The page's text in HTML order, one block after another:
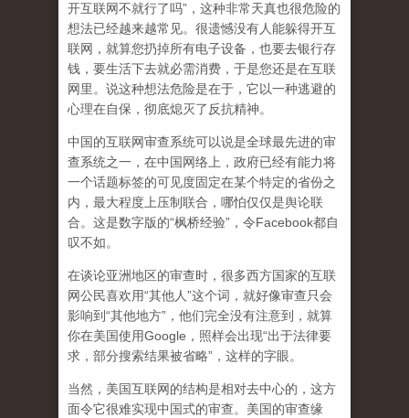
开互联网不就行了吗”，这种非常天真也很危险的
想法已经越来越常见。很遗憾没有人能躲得开互
联网，就算您扔掉所有电子设备，也要去银行存
钱，要生活下去就必需消费，于是您还是在互联
网里。说这种想法危险是在于，它以一种逃避的
心理在自保，彻底熄灭了反抗精神。
中国的互联网审查系统可以说是全球最先进的审
查系统之一，在中国网络上，政府已经有能力将
一个话题标签的可见度固定在某个特定的省份之
内，最大程度上压制联合 ，哪怕仅仅是舆论联
合。这是数字版的“枫桥经验”，令Facebook都自
叹不如。
在谈论亚洲地区的审查时，很多西方国家的互联
网公民喜欢用“其他人”这个词，就好像审查只会
影响到“其他地方”，他们完全没有注意到， 就算
你在美国使用Google，照样会出现“出于法律要
求，部分搜索结果被省略”，这样的字眼。
当然，美国互联网的结构是相对去中心的，这方
面令它很难实现中国式的审查。美国的审查缘